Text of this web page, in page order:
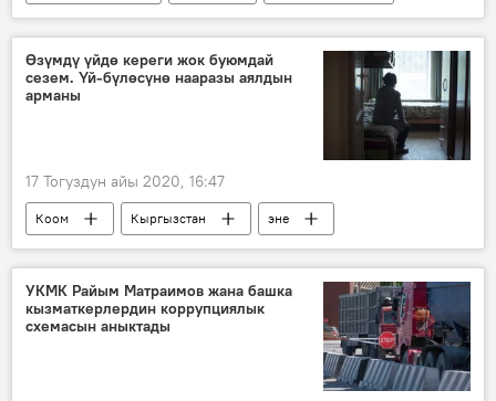
Ош облусу
коронавирус
чектөө
Коронавируска байланыштуу Кыргызстандагы кырдаал
Өзүмдү үйдө кереги жок буюмдай
сезем. Үй-бүлөсүнө нааразы аялдын
арманы
17 Тогуздун айы 2020, 16:47
Коом Кыргызстан
эне
кыз
тарбия
психолог
үй-бүлө
Психолог менен баарлашуу
УКМК Райым Матраимов жана башка
кызматкерлердин коррупциялык
схемасын аныктады